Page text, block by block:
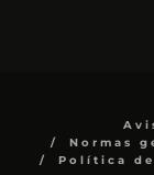
Normas
Política de